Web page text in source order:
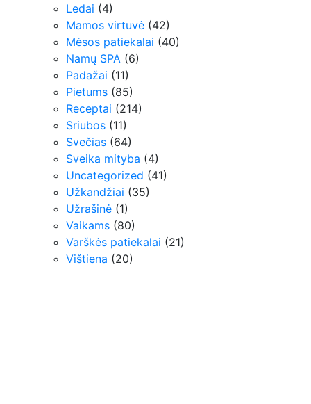
Ledai (4)
Mamos virtuvė (42)
Mėsos patiekalai (40)
Namų SPA (6)
Padažai (11)
Pietums (85)
Receptai (214)
Sriubos (11)
Svečias (64)
Sveika mityba (4)
Uncategorized (41)
Užkandžiai (35)
Užrašinė (1)
Vaikams (80)
Varškės patiekalai (21)
Vištiena (20)